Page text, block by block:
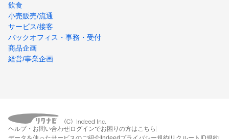
飲食
小売販売/流通
サービス/接客
バックオフィス・事務・受付
商品企画
経営/事業企画
ヘルプ・お問い合わせ ログインでお困りの方はこちら